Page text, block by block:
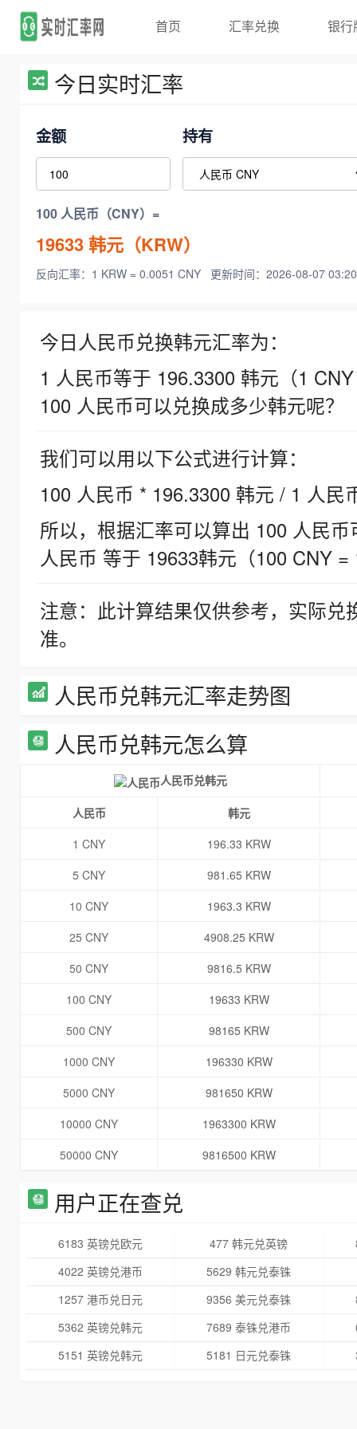
首页 汇率兑换 银行
今日实时汇率
金额 持有
100 人民币（CNY）=
19633韩元（KRW）
反向汇率：1 KRW = 0.0051 CNY 更新时间：2026-08-07
今日人民币兑换韩元汇率为：
1 人民币等于 196.3300 韩元（1
100 人民币可以兑换成多少韩元呢？
我们可以用以下公式进行计算：
100 人民币 * 196.3300 韩元 / 1 人民
所以，根据汇率可以算出 100 人民
人民币 等于 19633韩元（100 CNY =
注意：此计算结果仅供参考，实际
准。
人民币兑韩元汇率走势图
人民币兑韩元怎么算
人民币兑韩元
人民币
韩元
1 CNY
196.33 KRW
5 CNY
981.65 KRW
10 CNY
1963.3 KRW
25 CNY
4908.25 KRW
50 CNY
9816.5 KRW
100 CNY
19633 KRW
500 CNY
98165 KRW
1000 CNY
196330 KRW
5000 CNY
981650 KRW
10000 CNY
1963300 KRW
50000 CNY
9816500 KRW
用户正在查兑
6183 英镑兑欧元 477 韩元兑英镑
4022 英镑兑港币
5629 韩元兑泰铢
1257 港币兑日元
9356 美元兑泰铢
5362 英镑兑韩元
7689 泰铢兑港币
5151 英镑兑韩元
5181 日元兑泰铢